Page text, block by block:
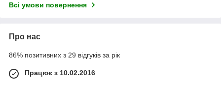
Всі умови повернення
Про нас
86% позитивних з 29 відгуків за рік
Працює з 10.02.2016